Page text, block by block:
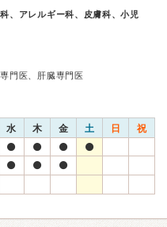
、アレルギー科、皮膚科、小児
門医、肝臓専門医
水 木 金 土 日 祝